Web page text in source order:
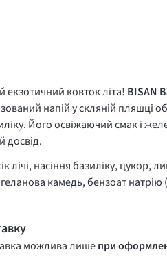
екзотичний ковток літа! BISAN
напій у скляній пляшці
Його освіжаючий смак і
досвід.
лічі, насіння базиліку, цукор,
камедь, бензоат натрію
можлива лишепри